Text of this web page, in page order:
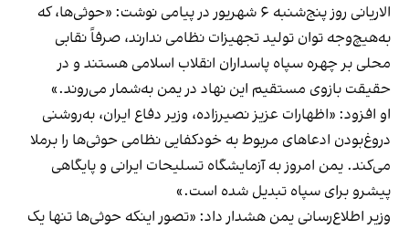
الاریانی روز پنج‌شنبه ۶ شهریور در پیامی نوشت: «حوثی‌ها، که
به‌هیچ‌وجه توان تولید تجهیزات نظامی ندارند، صرفاً نقابی
محلی بر چهره سپاه پاسداران انقلاب اسلامی هستند و در
حقیقت بازوی مستقیم این نهاد در یمن به‌شمار می‌روند.»
او افزود: «اظهارات عزیز نصیرزاده، وزیر دفاع ایران، به‌روشنی
دروغ‌بودن ادعاهای مربوط به خودکفایی نظامی حوثی‌ها را برملا
می‌کند. یمن امروز به آزمایشگاه تسلیحات ایرانی و پایگاهی
پیشرو برای سپاه تبدیل شده است.»
وزیر اطلاع‌رسانی یمن هشدار داد: «تصور اینکه حوثی‌ها تنها یک